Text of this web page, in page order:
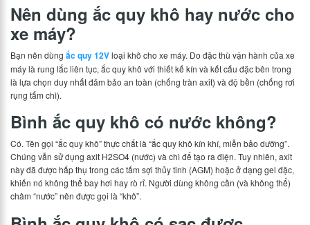
Nên dùng ắc quy khô hay nước cho
xe máy?
Bạn nên dùng ắc quy 12Vloại khô cho xe máy. Do đặc thù vận hành của xe
máy là rung lắc liên tục, ắc quy khô với thiết kế kín và kết cấu đặc bên trong
là lựa chọn duy nhất đảm bảo an toàn (chống tràn axit) và độ bền (chống rơi
rụng tấm chì).
Bình ắc quy khô có nước không?
Có. Tên gọi “ắc quy khô” thực chất là “ắc quy khô kín khí, miễn bảo dưỡng”.
Chúng vẫn sử dụng axit H2SO4 (nước) và chì để tạo ra điện. Tuy nhiên, axit
này đã được hấp thụ trong các tấm sợi thủy tinh (AGM) hoặc ở dạng gel đặc,
khiến nó không thể bay hơi hay rò rỉ. Người dùng không cần (và không thể)
châm “nước” nên được gọi là “khô”.